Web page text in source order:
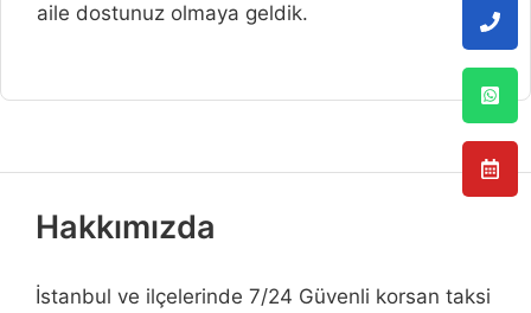
aile dostunuz olmaya geldik.
Hakkımızda
İstanbul ve ilçelerinde 7/24 Güvenli korsan taksi